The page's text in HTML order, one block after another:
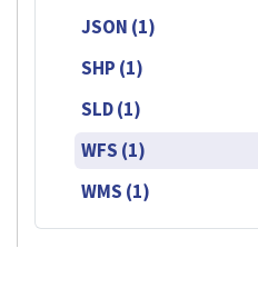
JSON (1)
SHP (1)
SLD (1)
WFS (1)
WMS (1)